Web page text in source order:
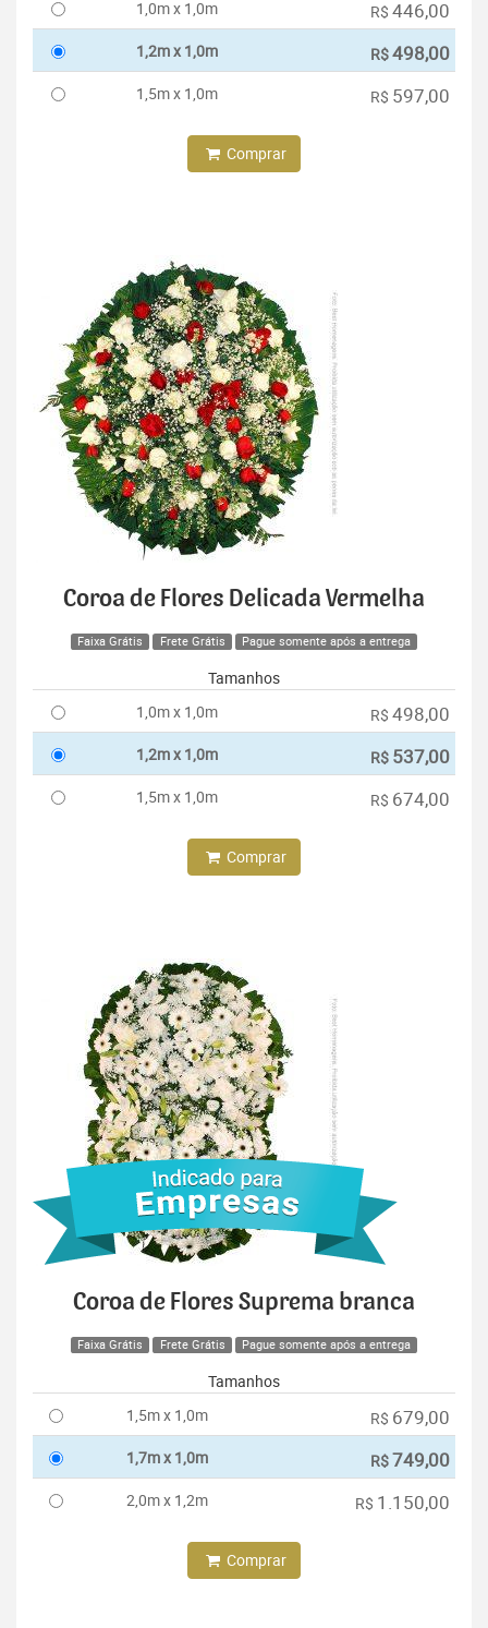
1,0m x 1,0m R$ 446,00
1,2m x 1,0m R$498,00
1,5m x 1,0m R$ 597,00
Comprar
Coroa de Flores Delicada Vermelha
Faixa Grátis Frete Grátis Pague somente após a entrega
Tamanhos
1,0m x 1,0m
R$ 498,00
1,2m x 1,0m R$ 537,00
1,5m x 1,0m R$ 674,00
Comprar
Coroa de Flores Suprema branca
Faixa Grátis Frete Grátis Pague somente após a entrega
Tamanhos
1,5m x 1,0m
R$ 679,00
1,7m x 1,0m R$749,00
2,0m x 1,2m R$ 1.150,00
Comprar